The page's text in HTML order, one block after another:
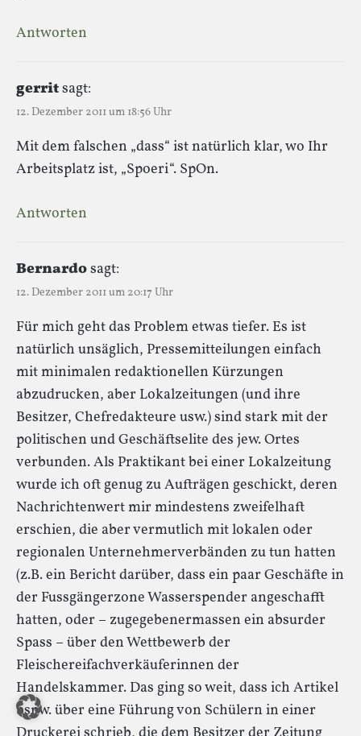
Antworten
gerritsagt:
12. Dezember 2011 um 18:56 Uhr
Mit dem falschen „dass“ ist natürlich klar, wo Ihr
Arbeitsplatz ist, „Spoeri“. SpOn.
Antworten
Bernardosagt:
12. Dezember 2011 um 20:17 Uhr
Für mich geht das Problem etwas tiefer. Es ist
natürlich unsäglich, Pressemitteilungen einfach
mit minimalen redaktionellen Kürzungen
abzudrucken, aber Lokalzeitungen (und ihre
Besitzer, Chefredakteure usw.) sind stark mit der
politischen und Geschäftselite des jew. Ortes
verbunden. Als Praktikant bei einer Lokalzeitung
wurde ich oft genug zu Aufträgen geschickt, deren
Nachrichtenwert mir mindestens zweifelhaft
erschien, die aber vermutlich mit lokalen oder
regionalen Unternehmerverbänden zu tun hatten
(z.B. ein Bericht darüber, dass ein paar Geschäfte in
der Fussgängerzone Wasserspender angeschafft
hatten, oder – zugegebenermassen ein absurder
Spass – über den Wettbewerb der
Fleischereifachverkäuferinnen der
Handelskammer. Das ging so weit, dass ich Artikel
bspw. über eine Führung von Schülern in einer